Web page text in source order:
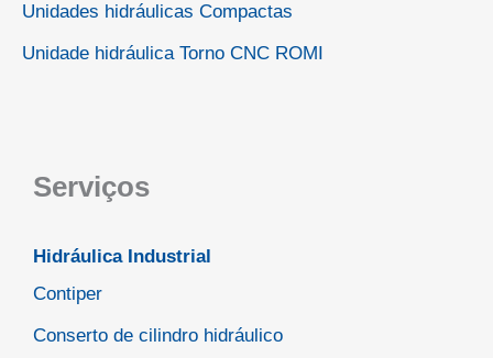
Unidades hidráulicas Compactas
Unidade hidráulica Torno CNC ROMI
Serviços
Hidráulica Industrial
Contiper
Conserto de cilindro hidráulico